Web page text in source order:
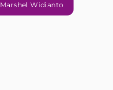
Marshel Widianto